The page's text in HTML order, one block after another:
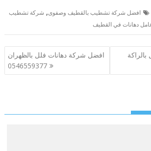
افضل شركة تشطيب بالقطيف وصفوى, شركة تشطيب
دهانات في القطيف
افضل شركة دهانات فلل بالظهران
0546559377